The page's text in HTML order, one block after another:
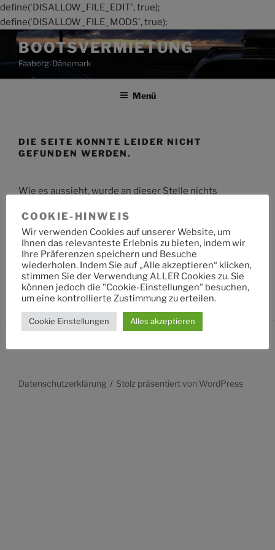
define('DISALLOW_FILE_EDIT', true);
define('DISALLOW_FILE_MODS', true);
Zum
Inhalt
springen
BOOTSVERMIETUNG
Faaborg-Dänemark
Menü
DIE SEITE KONNTE LEIDER NICHT
GEFUNDEN WERDEN.
Wie es aussieht, wurde an dieser Stelle nichts
Suche
nach:
Datenschutzerklärung Stolz präsentiert von WordPress
COOKIE-HINWEIS
Wir verwenden Cookies auf unserer Website, um
Ihnen das relevanteste Erlebnis zu bieten, indem wir
Ihre Präferenzen speichern und Besuche
wiederholen. Indem Sie auf „Alle akzeptieren“ klicken,
stimmen Sie der Verwendung ALLER Cookies zu. Sie
können jedoch die "Cookie-Einstellungen" besuchen,
um eine kontrollierte Zustimmung zu erteilen.
Cookie Einstellungen Alles akzeptieren